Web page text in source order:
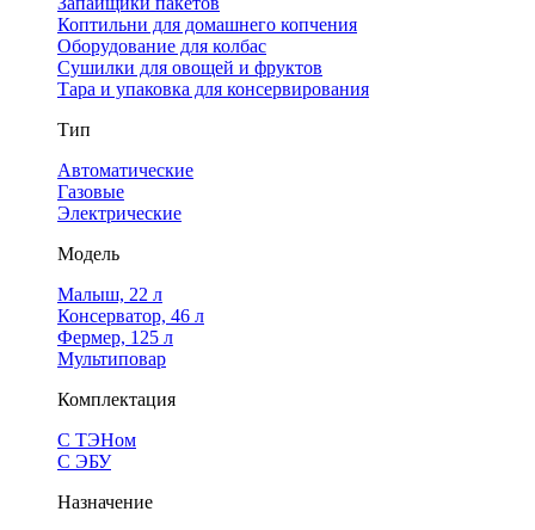
Коптильни для домашнего копчения
Оборудование для колбас
Сушилки для овощей и фруктов
Тара и упаковка для консервирования
Тип
Автоматические
Газовые
Электрические
Модель
Малыш, 22 л
Консерватор, 46 л
Фермер, 125 л
Мультиповар
Комплектация
С ТЭНом
С ЭБУ
Назначение